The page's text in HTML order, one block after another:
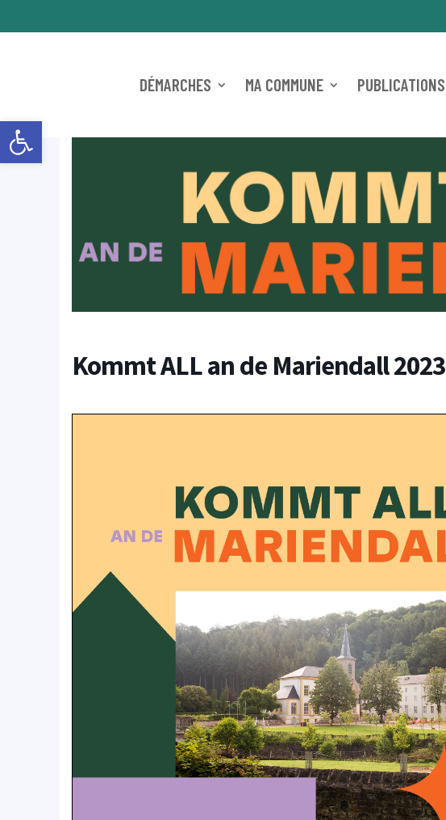
Ouvrir la barre d’outils
DÉMARCHES MA COMMUNE PUBLICATIONS
Kommt ALL an de Mariendall 2023